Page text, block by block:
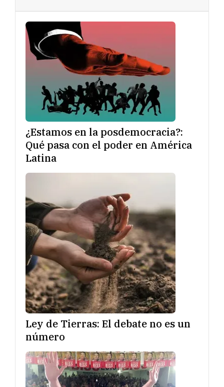
¿Estamos en la posdemocracia?:
Qué pasa con el poder en América
Latina
Ley de Tierras: El debate no es un
número